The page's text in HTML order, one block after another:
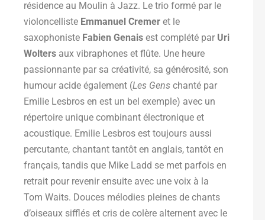
résidence au Moulin à Jazz. Le trio formé par le
violoncelliste Emmanuel Cremer et le
saxophoniste Fabien Genais est complété par Uri
Wolters aux vibraphones et flûte. Une heure
passionnante par sa créativité, sa générosité, son
humour acide également (Les Gens chanté par
Emilie Lesbros en est un bel exemple) avec un
répertoire unique combinant électronique et
acoustique. Emilie Lesbros est toujours aussi
percutante, chantant tantôt en anglais, tantôt en
français, tandis que Mike Ladd se met parfois en
retrait pour revenir ensuite avec une voix à la
Tom Waits. Douces mélodies pleines de chants
d’oiseaux sifflés et cris de colère alternent avec le